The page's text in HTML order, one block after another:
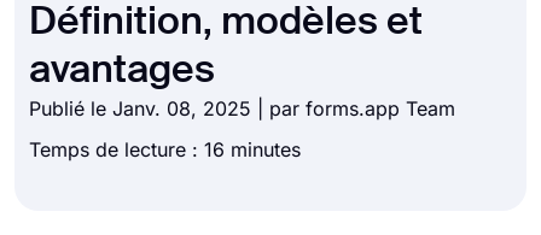
Tarification
Définition, modèles et
avantages
Publié le Janv. 08, 2025 | par forms.app Team
Temps de lecture : 16 minutes